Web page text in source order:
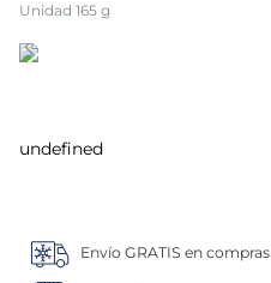
Unidad 165 g
undefined
Envío GRATIS en
3 patatas
verduras
. canelones